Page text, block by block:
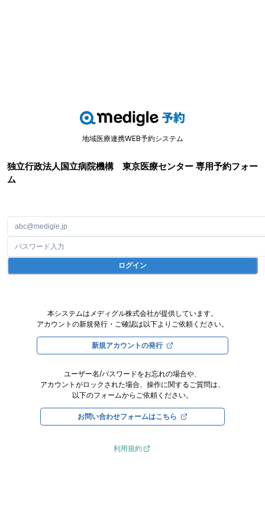
地域医療連携WEB予約システム
独立行政法人国立病院機構 東京医療センター 専用予約フォー
ム
ログイン
本システムはメディグル株式会社が提供しています。
アカウントの新規発行・ご確認は以下よりご依頼ください。
新規アカウントの発行
ユーザー名/パスワードをお忘れの場合や、
アカウントがロックされた場合、操作に関するご質問は、
以下のフォームからご依頼ください。
お問い合わせフォームはこちら
利用規約